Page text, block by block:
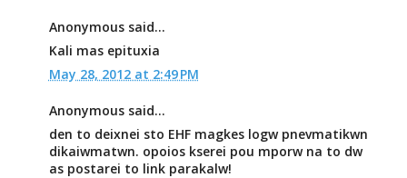
Anonymous said...
Kali mas epituxia
May 28, 2012 at 2:49 PM
Anonymous said...
den to deixnei sto EHF magkes logw pnevmatikwn
dikaiwmatwn. opoios kserei pou mporw na to dw
as postarei to link parakalw!